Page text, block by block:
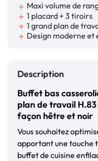
add Maxi volume de
add 1 placard + 3 tiroirs
add 1 grand plan de
add Design moderne et
Description
Buffet bas
plan de travail
façon hêtre et noir
Vous souhaitez
apportant une touche
buffet de cuisine